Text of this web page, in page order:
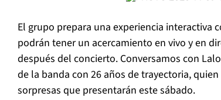
El grupo prepara una experiencia interactiva
podrán tener un acercamiento en vivo y en
después del concierto. Conversamos con
de la banda con 26 años de trayectoria,
sorpresas que presentarán este sábado.